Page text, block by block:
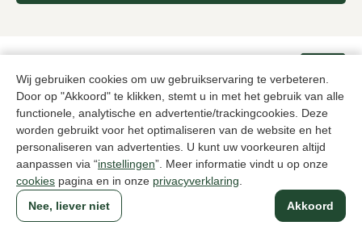
Wij gebruiken cookies om uw gebruikservaring te verbeteren.
Door op "Akkoord" te klikken, stemt u in met het gebruik van alle
functionele, analytische en advertentie/trackingcookies. Deze
worden gebruikt voor het optimaliseren van de website en het
personaliseren van advertenties. U kunt uw voorkeuren altijd
aanpassen via “instellingen”. Meer informatie vindt u op onze
cookies pagina en in onze privacyverklaring
Akkoord
Nee, liever niet
Sinds 1983 een begrip in Den Haag
Voor dames Voor heren
Over Klijsen
Over ons
Klantenservice